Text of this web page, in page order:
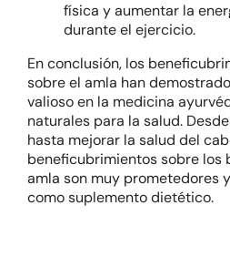
física y aumentar la
durante el ejercicio.
En conclusión, los
sobre el amla han
valioso en la medicina
naturales para la salud.
hasta mejorar la salud del
beneficubrimientos sobre los
amla son muy prometedores
como suplemento dietético.